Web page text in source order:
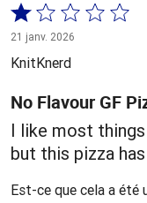
Coté
1 sur
5
21 janv. 2026
KnitKnerd
No Flavour GF
I like most
but this pizza
Est-ce que cela a été